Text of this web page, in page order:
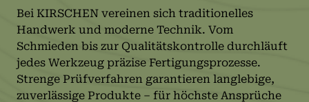
Bei KIRSCHEN vereinen sich traditionelles
Handwerk und moderne Technik. Vom
Schmieden bis zur Qualitätskontrolle durchläuft
jedes Werkzeug präzise Fertigungsprozesse.
Strenge Prüfverfahren garantieren langlebige,
zuverlässige Produkte – für höchste Ansprüche